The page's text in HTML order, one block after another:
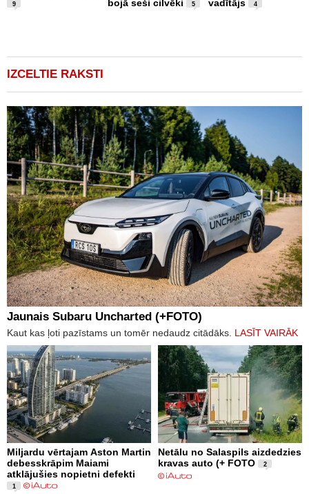
9
bojā seši cilvēki
5
vadītājs
4
IZCELTIE RAKSTI
Jaunais Subaru Uncharted (+FOTO)
Kaut kas ļoti pazīstams un tomēr nedaudz citādāks. LASĪT VAIRĀK
Miljardu vērtajam Aston Martin
debesskrāpim Maiami
atklājušies nopietni defekti
1
Netālu no Salaspils aizdedzies
kravas auto (+ FOTO
2